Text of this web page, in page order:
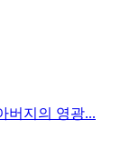
버지의 영광...